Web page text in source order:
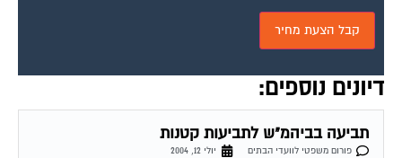
דיונים נוספים:
תביעה בביהמ"ש לתביעות קטנות
פורום משפטי לוועדי הבתים
יולי 12, 2004